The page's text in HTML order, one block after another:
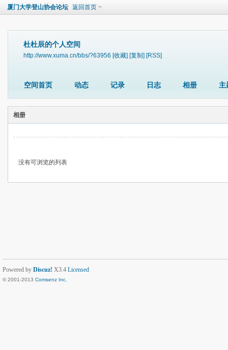
厦门大学登山协会论坛 返回首页
杜杜辰的个人空间
http://www.xuma.cn/bbs/?63956 [收藏] [复制] [RSS]
空间首页 动态 记录 日志 相册 主
相册
没有可浏览的列表
Powered by Discuz! X3.4 Licensed
© 2001-2013 Comsenz Inc.